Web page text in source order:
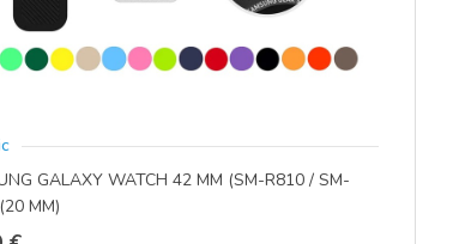
GALAXY WATCH 42 MM (SM-R810 / SM-
MM)